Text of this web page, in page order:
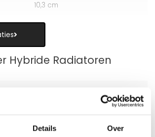
Details Over
10,3 cm
Hybride Radiatoren
paneelradiator geschikt